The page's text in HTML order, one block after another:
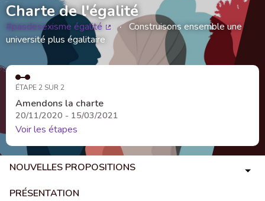
Charte de l'égalité
#pasdesexisme égalité
(Lien externe)
Construisons ensemble une
université plus égalitaire
ÉTAPE 2 SUR 2
Amendons la charte
20/11/2020 - 15/03/2021
Voir les étapes
NOUVELLES PROPOSITIONS
PRÉSENTATION